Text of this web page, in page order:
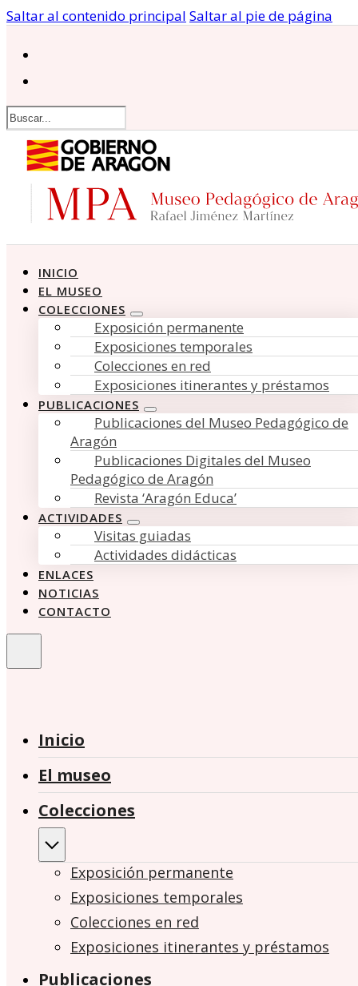
Saltar al contenido principal Saltar al pie de página
Buscar
INICIO
EL MUSEO
COLECCIONES
Exposición permanente
Exposiciones temporales
Colecciones en red
Exposiciones itinerantes y préstamos
PUBLICACIONES
Publicaciones del Museo Pedagógico de
Aragón
Publicaciones Digitales del Museo
Pedagógico de Aragón
Revista ‘Aragón Educa’
ACTIVIDADES
Visitas guiadas
Actividades didácticas
ENLACES
NOTICIAS
CONTACTO
Inicio
El museo
Colecciones
Exposición permanente
Exposiciones temporales
Colecciones en red
Exposiciones itinerantes y préstamos
Publicaciones